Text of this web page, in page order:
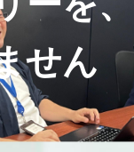
せん